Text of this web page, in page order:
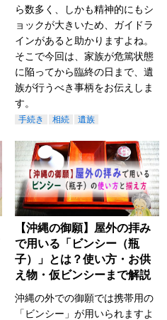
ら数多く、しかも精神的にもシ
ョックが大きいため、ガイドラ
インがあると助かりますよね。
そこで今回は、家族が危篤状態
に陥ってから臨終の日まで、遺
族が行うべき事柄をお伝えしま
す。
手続き 相続 遺族
【沖縄の御願】屋外の拝み
で用いる「ビンシー（瓶
子）」とは？使い方・お供
え物・仮ビンシーまで解説
沖縄の外での御願では携帯用の
「ビンシー」が用いられますよ